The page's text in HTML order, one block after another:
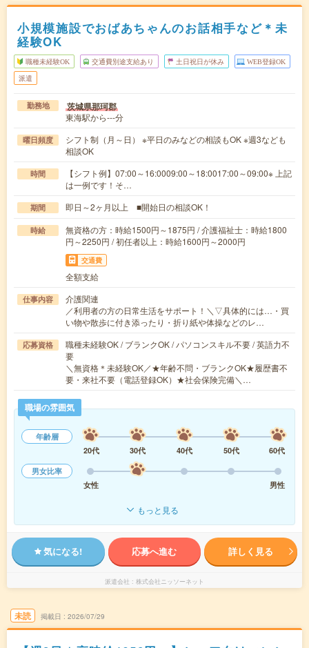
小規模施設でおばあちゃんのお話相手など＊未
経験OK
職種未経験OK 交通費別途支給あり 土日祝日が休み WEB登録OK
派遣
勤務地 茨城県那珂郡
東海駅から---分
曜日頻度
シフト制（月～日） ※平日のみなどの相談もOK ※週3なども
相談OK
時間
【シフト例】07:00～16:0009:00～18:0017:00～09:00※ 上記
は一例です！そ…
期間 即日～2ヶ月以上 ■開始日の相談OK！
時給
無資格の方：時給1500円～1875円 / 介護福祉士：時給1800
円～2250円 / 初任者以上：時給1600円～2000円
交通費
全額支給
仕事内容
介護関連
／利用者の方の日常生活をサポート！＼▽具体的には…・買
い物や散歩に付き添ったり・折り紙や体操などのレ…
応募資格
職種未経験OK / ブランクOK / パソコンスキル不要 / 英語力不
要
＼無資格＊未経験OK／★年齢不問・ブランクOK★履歴書不
要・来社不要（電話登録OK）★社会保険完備＼…
職場の雰囲気
年齢層
20代
30代 40代 50代
60代
男女比率
女性
男性
もっと見る
気になる! 応募へ進む 詳しく見る
派遣会社 株式会社ニッソーネット
未読 掲載日 2026/07/29